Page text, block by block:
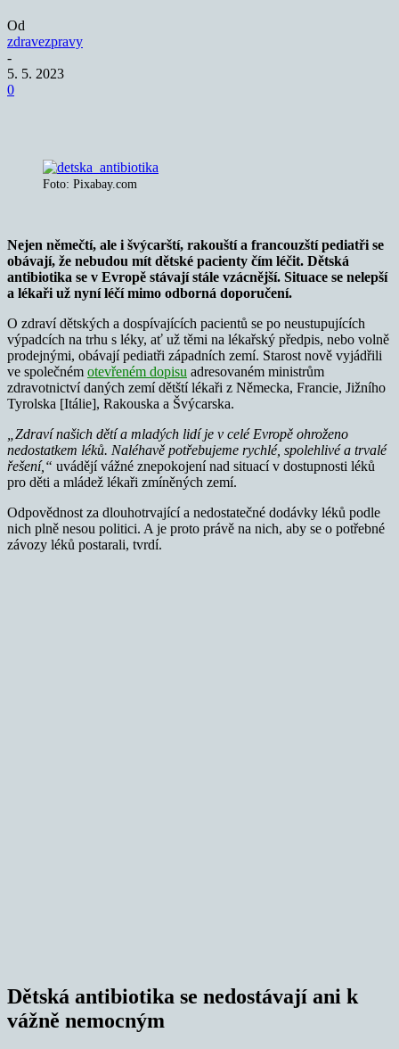
Od
zdravezpravy
-
5. 5. 2023
0
Foto: Pixabay.com
Nejen němečtí, ale i švýcarští, rakouští a francouzští pediatři se
obávají, že nebudou mít dětské pacienty čím léčit. Dětská
antibiotika se v Evropě stávají stále vzácnější. Situace se nelepší
a lékaři už nyní léčí mimo odborná doporučení.
O zdraví dětských a dospívajících pacientů se po neustupujících
výpadcích na trhu s léky, ať už těmi na lékařský předpis, nebo volně
prodejnými, obávají pediatři západních zemí. Starost nově vyjádřili
ve společném otevřeném dopisu adresovaném ministrům
zdravotnictví daných zemí dětští lékaři z Německa, Francie, Jižního
Tyrolska [Itálie], Rakouska a Švýcarska.
„Zdraví našich dětí a mladých lidí je v celé Evropě ohroženo
nedostatkem léků. Naléhavě potřebujeme rychlé, spolehlivé a trvalé
řešení,“ uvádějí vážné znepokojení nad situací v dostupnosti léků
pro děti a mládež lékaři zmíněných zemí.
Odpovědnost za dlouhotrvající a nedostatečné dodávky léků podle
nich plně nesou politici. A je proto právě na nich, aby se o potřebné
závozy léků postarali, tvrdí.
Dětská antibiotika se nedostávají ani k
vážně nemocným